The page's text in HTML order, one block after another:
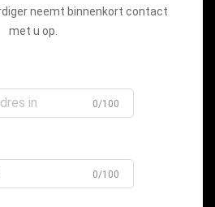
neemt binnenkort contact
met u op.
0/100
0/100